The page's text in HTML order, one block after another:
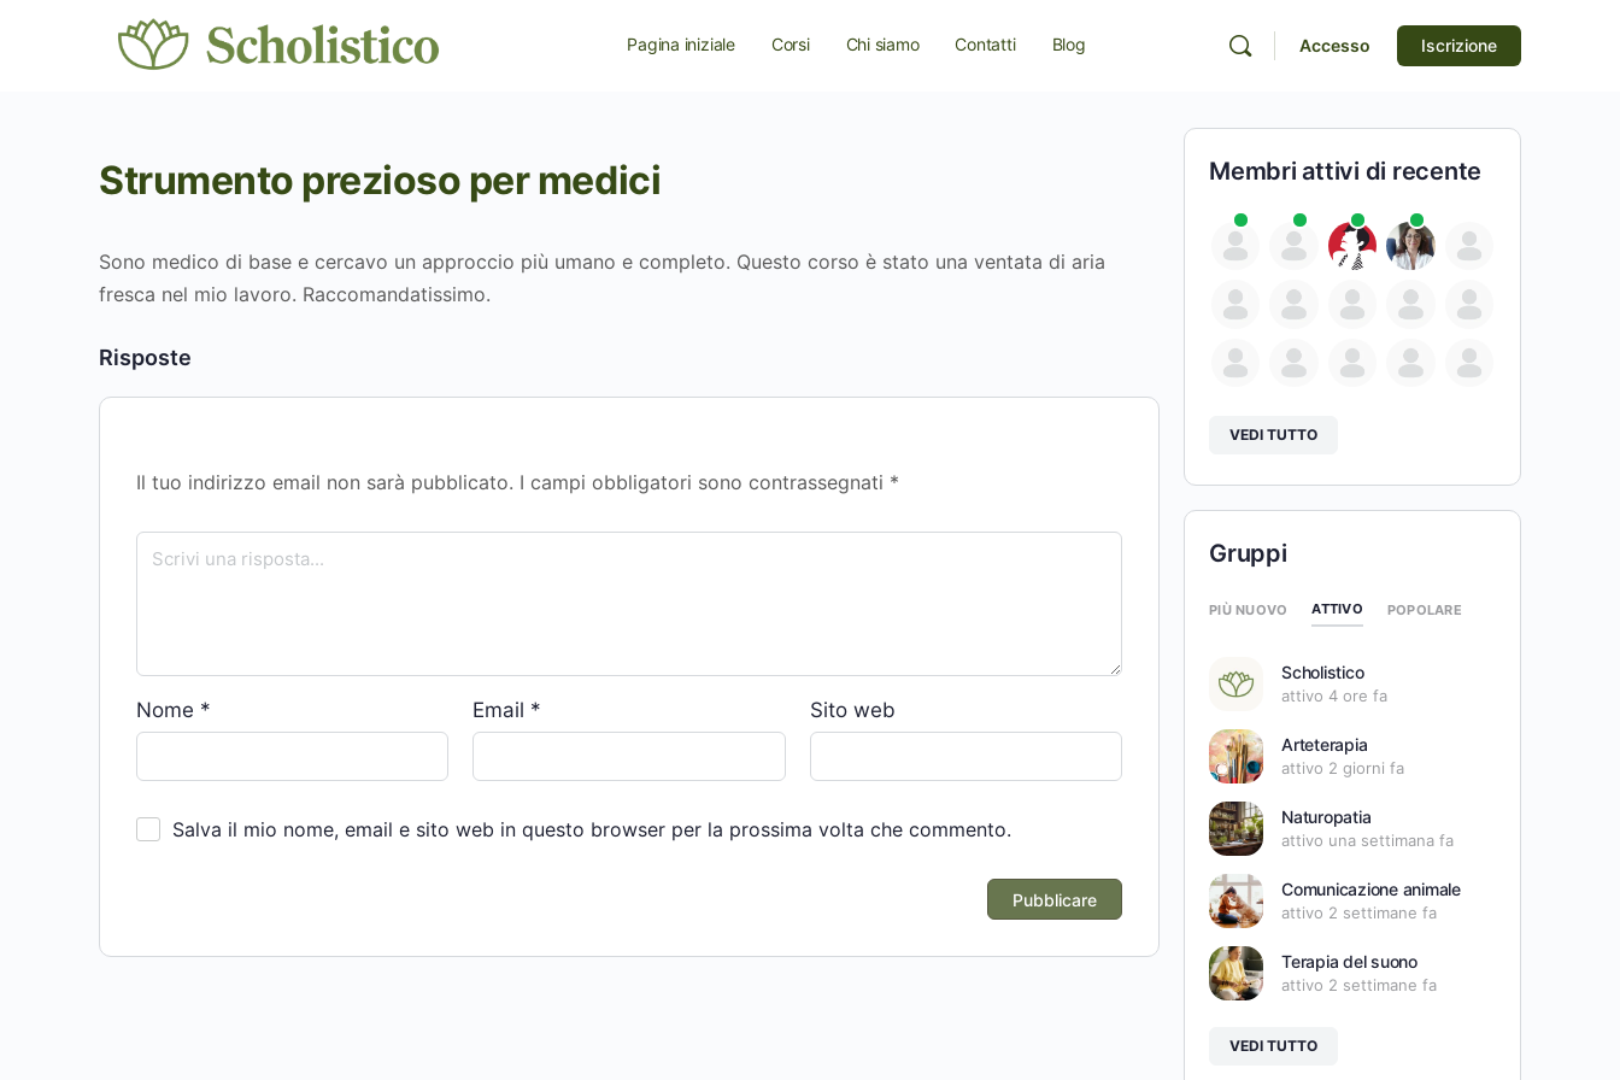
Pagina iniziale Corsi Chi siamo Contatti Blog Accesso Iscrizione
Strumento prezioso per medici
Sono medico di base e cercavo un approccio più umano e completo. Questo corso è stato una ventata di aria
fresca nel mio lavoro. Raccomandatissimo.
Risposte
Il tuo indirizzo email non sarà pubblicato. I campi obbligatori sono contrassegnati *
Nome * Email * Sito web
Salva il mio nome, email e sito web in questo browser per la prossima volta che commento.
Membri attivi di recente
VEDI TUTTO
Gruppi
PIÙ NUOVO ATTIVO POPOLARE
Scholistico
attivo 4 ore fa
Arteterapia
attivo 2 giorni fa
Naturopatia
attivo una settimana fa
Comunicazione animale
attivo 2 settimane fa
Terapia del suono
attivo 2 settimane fa
VEDI TUTTO